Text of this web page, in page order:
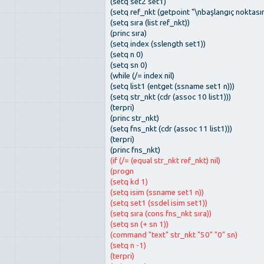
(setq ref_nkt (getpoint "\nbaşlangıç
(setq sıra (list ref_nkt))
(princ sıra)
(setq index (sslength set1))
(setq n 0)
(setq sn 0)
(while (/= index nil)
(setq list1 (entget (ssname set1 n)))
(setq str_nkt (cdr (assoc 10 list1)))
(terpri)
(princ str_nkt)
(setq fns_nkt (cdr (assoc 11 list1)))
(terpri)
(princ fns_nkt)
(if (/= (equal str_nkt ref_nkt) nil)
(progn
(setq kd 1)
(setq isim (ssname set1 n))
(setq set1 (ssdel isim set1))
(setq sıra (cons fns_nkt sıra))
(setq sn (+ sn 1))
(command "text" str_nkt "50" "0" sn)
(setq n -1)
(terpri)